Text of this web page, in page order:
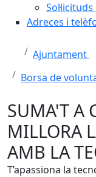
Adreces i
Ajuntament
Borsa de
SUMA'T A
MILLORA
AMB LA
T’apassiona la